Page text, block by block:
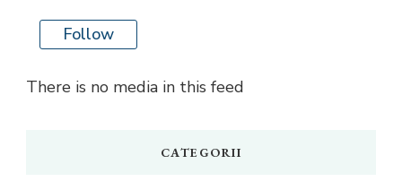
Follow
There is no media in this feed
CATEGORII